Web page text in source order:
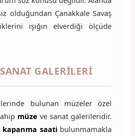
olduğundan Çanakkale Savaş
ışığın elverdiği ölçüde
GALERILERI
bulunan müzeler özel
müze ve sanat galerileridir.
kapanma saatibulunmamakla